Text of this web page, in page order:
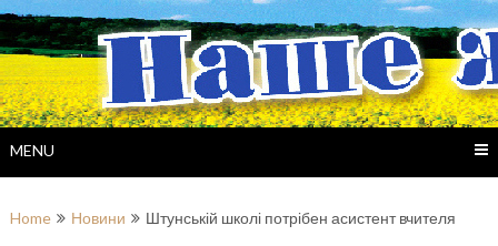
Skip
to
content
MENU
Home Новини Штунській школі потрібен асистент вчителя